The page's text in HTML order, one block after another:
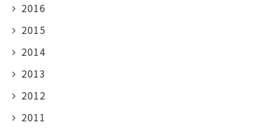
2016
2015
2014
2013
2012
2011